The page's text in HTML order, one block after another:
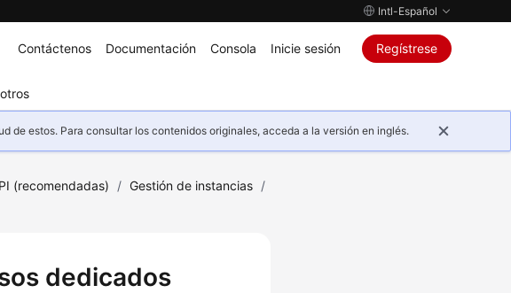
Intl-Español
Contáctenos Documentación Consola Inicie sesión Regístrese
de estos. Para consultar los contenidos originales, acceda a la versión en inglés.
(recomendadas) / Gestión de instancias /
dedicados